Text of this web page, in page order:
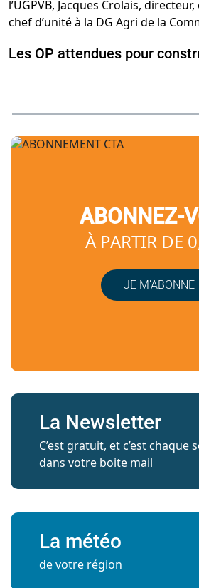
Les OP attendues pour
ABONNEZ-
À PARTIR DE
JE M’ABONNE
La Newsletter
C’est gratuit, et c’est chaque
dans votre boite mail
La météo
de votre région